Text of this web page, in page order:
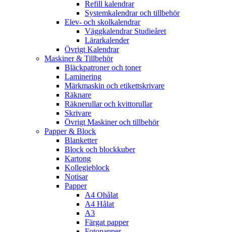
Refill kalendrar
Systemkalendrar och tillbehör
Elev- och skolkalendrar
Väggkalendrar Studieåret
Lärarkalender
Övrigt Kalendrar
Maskiner & Tillbehör
Bläckpatroner och toner
Laminering
Märkmaskin och etikettskrivare
Räknare
Räknerullar och kvittorullar
Skrivare
Övrigt Maskiner och tillbehör
Papper & Block
Blanketter
Block och blockkuber
Kartong
Kollegieblock
Notisar
Papper
A4 Ohålat
A4 Hålat
A3
Färgat papper